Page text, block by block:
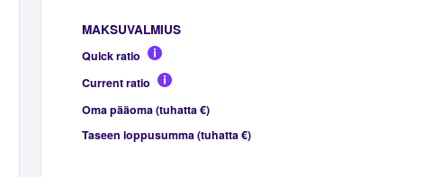
MAKSUVALMIUS
Quick ratio
Current ratio
Oma pääoma (tuhatta €)
Taseen loppusumma (tuhatta €)